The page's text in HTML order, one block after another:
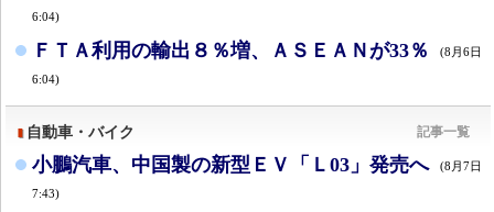
6:04)
ＦＴＡ利用の輸出８％増、ＡＳＥＡＮが33％ (8月6日
6:04)
自動車・バイク 記事一覧
小鵬汽車、中国製の新型ＥＶ「Ｌ03」発売へ (8月7日
7:43)